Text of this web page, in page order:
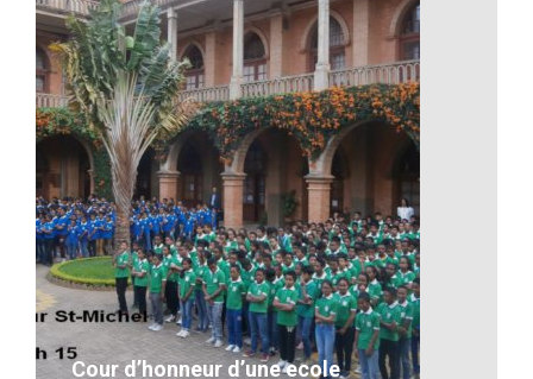
Un lémurien de Madagascar
VOIR LE DÉTAIL
Cour d’honneur d’une ecole